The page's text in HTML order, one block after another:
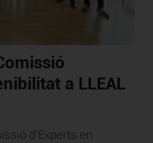
a LLEAL
d'Experts en